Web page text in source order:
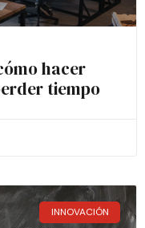
hacer
tiempo
INNOVACIÓN